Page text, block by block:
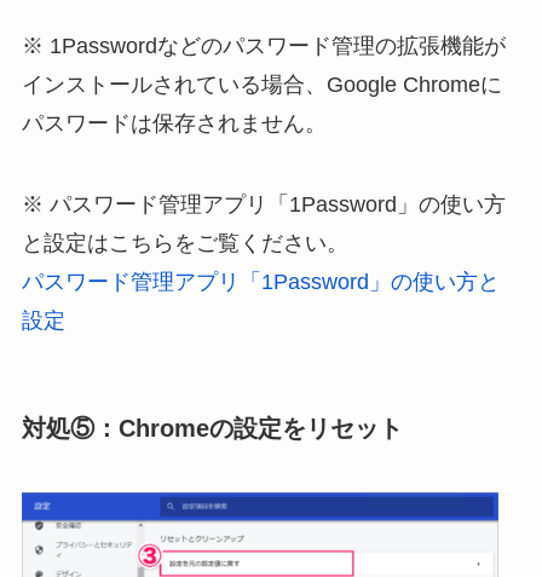
※ 1Passwordなどのパスワード管理の拡張機能が
インストールされている場合、Google Chromeに
パスワードは保存されません。
※ パスワード管理アプリ「1Password」の使い方
と設定はこちらをご覧ください。
パスワード管理アプリ「1Password」の使い方と
設定
対処⑤：Chromeの設定をリセット